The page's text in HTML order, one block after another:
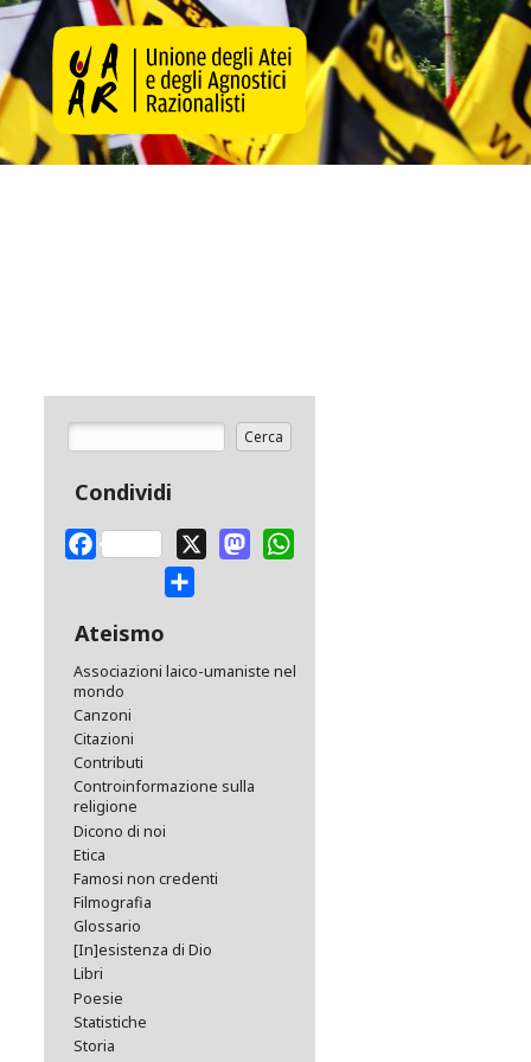
Form di ricerca
Cerca
Condividi
Facebook
X Mastodon
WhatsApp
Ateismo
Associazioni laico-umaniste nel
mondo
Canzoni
Citazioni
Contributi
Controinformazione sulla
religione
Dicono di noi
Etica
Famosi non credenti
Filmografia
Glossario
[In]esistenza di Dio
Libri
Poesie
Statistiche
Storia